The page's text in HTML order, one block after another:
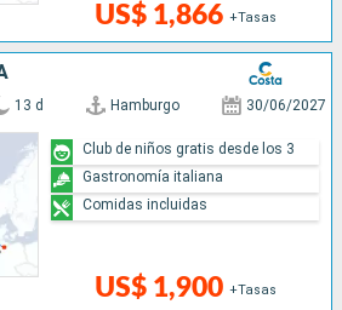
US$ 1,866 +Tasas
13 d Hamburgo 30/06/2027
US$ 1,900 +Tasas
Club de niños gratis desde los 3
Gastronomía italiana
Comidas incluidas